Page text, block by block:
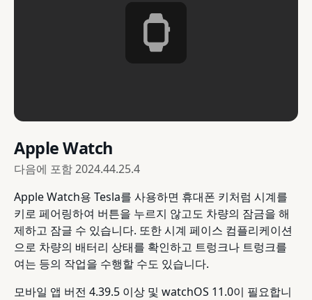
Apple Watch
다음에 포함2024.44.25.4
Apple Watch용 Tesla를 사용하면 휴대폰 키처럼 시계를
키로 페어링하여 버튼을 누르지 않고도 차량의 잠금을 해
제하고 잠글 수 있습니다. 또한 시계 페이스 컴플리케이션
으로 차량의 배터리 상태를 확인하고 트렁크나 트렁크를
여는 등의 작업을 수행할 수도 있습니다.
모바일 앱 버전 4.39.5 이상 및 watchOS 11.0이 필요합니